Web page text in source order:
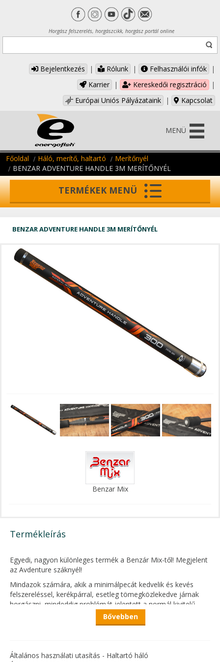
Horgász felszerelés, horgászcikk, horgász portál online
Bejelentkezés | Rólunk | Felhasználói infók
|
Karrier
| Kereskedői regisztráció
|
Európai Uniós Pályázataink
| Kapcsolat
MENÜ
Főoldal Háló, merítő, haltartó
Merítőnyél
BENZAR ADVENTURE HANDLE 3M MERÍTŐNYÉL
TERMÉKEK MENÜ
BENZAR ADVENTURE HANDLE 3M MERÍTŐNYÉL
Benzar Mix
Termékleírás
Egyedi, nagyon különleges termék a Benzár Mix-től! Megjelent
az Avdenture száknyél!
Mindazok számára, akik a minimálpecát kedvelik és kevés
felszereléssel, kerékpárral, esetleg tömegközlekedve járnak
horgászni, mindeddig problémát jelentett a normál kivitelű
merítők szállítása. Mind a rakós, mind pedig a hagyományos,
teleszkópos rendszerűek túl hosszúnak bizonyultak a könnyed,
mindösszesen 46 cm szállítási hosszal rendelkező, de 3
Bővebben
Általános használati utasítás - Haltartó háló